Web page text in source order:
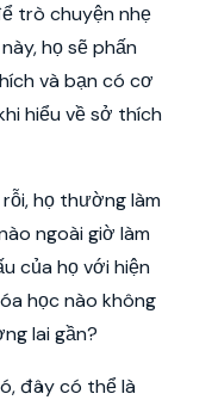
trò chuyện nhẹ
họ sẽ phấn
và bạn có cơ
hiểu về sở thích
họ thường làm
ngoài giờ làm
của họ với hiện
học nào không
lai gần?
đây có thể là